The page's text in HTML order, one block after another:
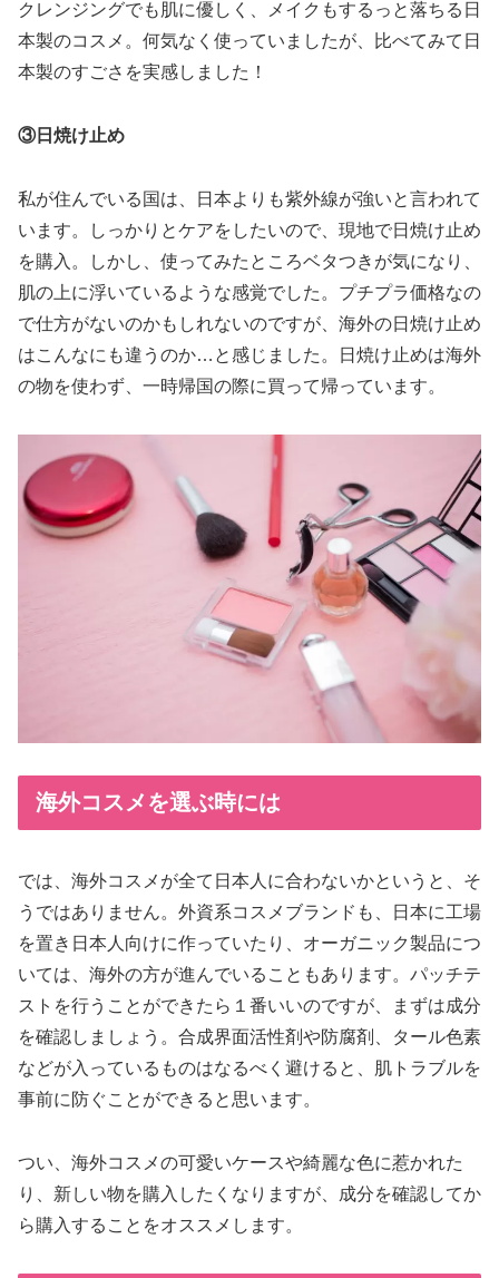
クレンジングでも肌に優しく、メイクもするっと落ちる日
本製のコスメ。何気なく使っていましたが、比べてみて日
本製のすごさを実感しました！
③日焼け止め
私が住んでいる国は、日本よりも紫外線が強いと言われて
います。しっかりとケアをしたいので、現地で日焼け止め
を購入。しかし、使ってみたところベタつきが気になり、
肌の上に浮いているような感覚でした。プチプラ価格なの
で仕方がないのかもしれないのですが、海外の日焼け止め
はこんなにも違うのか…と感じました。日焼け止めは海外
の物を使わず、一時帰国の際に買って帰っています。
海外コスメを選ぶ時には
では、海外コスメが全て日本人に合わないかというと、そ
うではありません。外資系コスメブランドも、日本に工場
を置き日本人向けに作っていたり、オーガニック製品につ
いては、海外の方が進んでいることもあります。パッチテ
ストを行うことができたら１番いいのですが、まずは成分
を確認しましょう。合成界面活性剤や防腐剤、タール色素
などが入っているものはなるべく避けると、肌トラブルを
事前に防ぐことができると思います。
つい、海外コスメの可愛いケースや綺麗な色に惹かれた
り、新しい物を購入したくなりますが、成分を確認してか
ら購入することをオススメします。